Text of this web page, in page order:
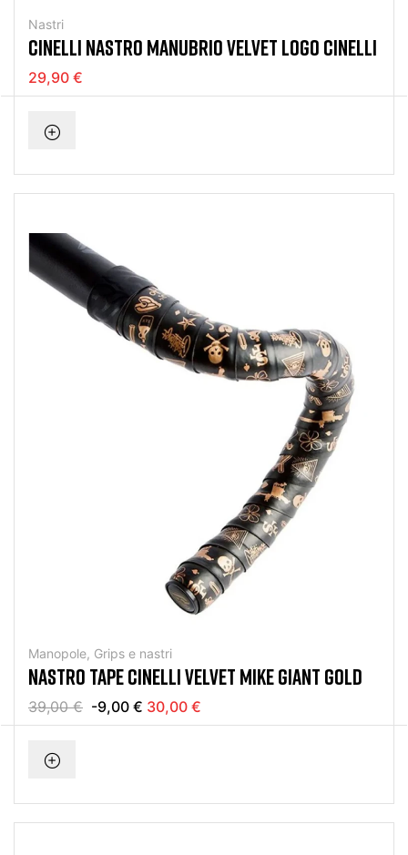
Nastri
CINELLI NASTRO MANUBRIO VELVET LOGO CINELLI
29,90 €
Manopole, Grips e nastri
NASTRO TAPE CINELLI VELVET MIKE GIANT GOLD
39,00 € -9,00 € 30,00 €